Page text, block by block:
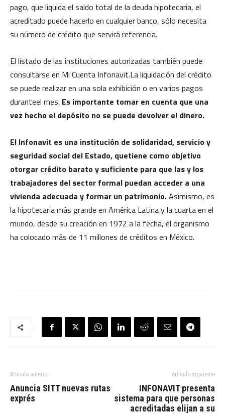
pago, que liquida el saldo total de la deuda hipotecaria, el
acreditado puede hacerlo en cualquier banco, sólo necesita
su número de crédito que servirá referencia.
El listado de las instituciones autorizadas también puede
consultarse en Mi Cuenta Infonavit.La liquidación del crédito
se puede realizar en una sola exhibición o en varios pagos
duranteel mes. Es importante tomar en cuenta que una
vez hecho el depósito no se puede devolver el dinero.
El Infonavit es una institución de solidaridad, servicio y
seguridad social del Estado, quetiene como objetivo
otorgar crédito barato y suficiente para que las y los
trabajadores del sector formal puedan acceder a una
vivienda adecuada y formar un patrimonio.Asimismo, es
la hipotecaria más grande en América Latina y la cuarta en el
mundo, desde su creación en 1972 a la fecha, el organismo
ha colocado más de 11 millones de créditos en México.
Artículo anterior
Anuncia SITT nuevas rutas
exprés
Artículo siguiente
INFONAVIT presenta
sistema para que personas
acreditadas elijan a su